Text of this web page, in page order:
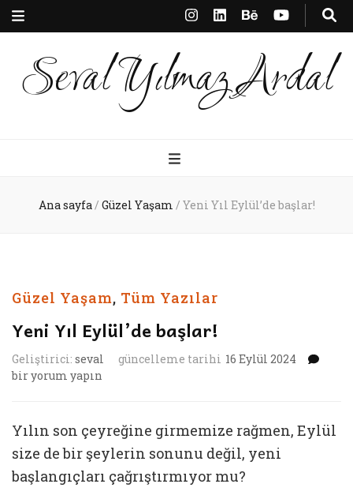
Seval Yılmaz Ardal
Ana sayfa/ Güzel Yaşam / Yeni Yıl Eylül’de başlar!
Güzel Yaşam, Tüm Yazılar
Yeni Yıl Eylül’de başlar!
Geliştirici: seval güncelleme tarihi 16 Eylül 2024
için
bir yorum yapın
Yılın son çeyreğine girmemize rağmen, Eylül
size de bir şeylerin sonunu değil, yeni
başlangıçları çağrıştırmıyor mu?